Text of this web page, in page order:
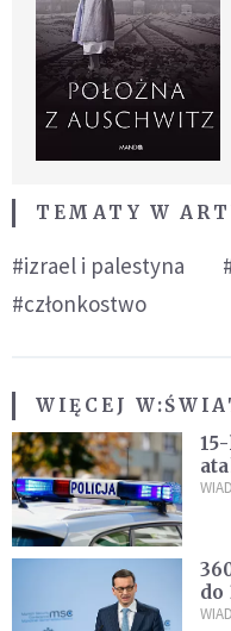
TEMATY W
#izrael i palestyna
#członkostwo
WIĘCEJ W:
do